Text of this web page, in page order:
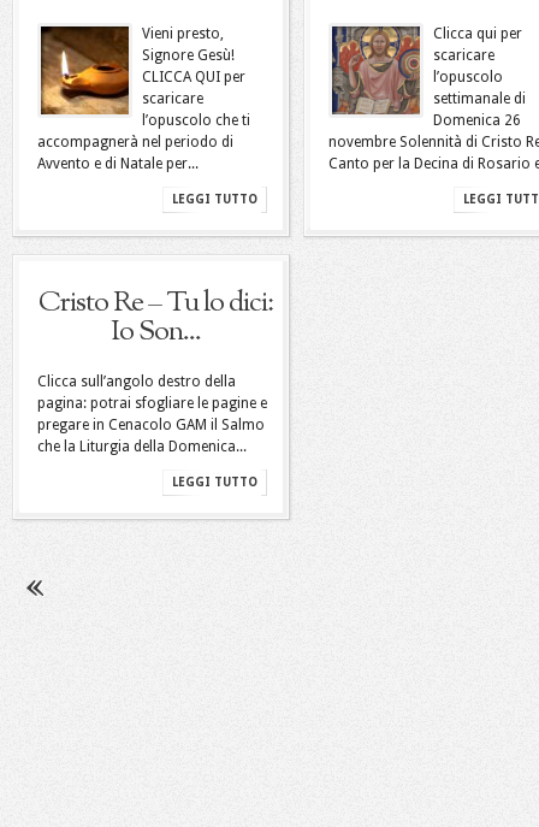
Vieni presto,
Signore Gesù!
CLICCA QUI per
scaricare
l’opuscolo che ti
accompagnerà nel periodo di
Avvento e di Natale per...
LEGGI TUTTO
Clicca qui per
scaricare
l’opuscolo
settimanale di
Domenica 26
novembre Solennità di Cristo
Canto per la Decina di Rosario
LEGGI
Cristo Re – Tu lo dici:
Io Son...
Clicca sull’angolo destro della
pagina: potrai sfogliare le pagine e
pregare in Cenacolo GAM il Salmo
che la Liturgia della Domenica...
LEGGI TUTTO